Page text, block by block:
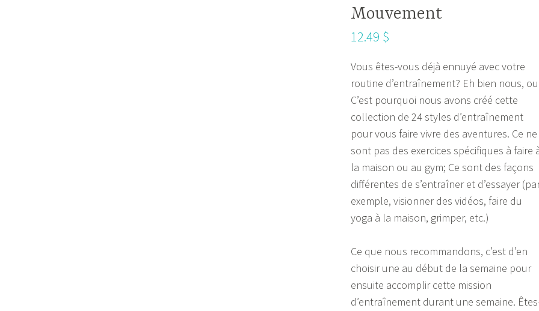
Mouvement
12.49 $
Vous êtes-vous déjà ennuyé avec votre
routine d’entraînement? Eh bien nous,
C’est pourquoi nous avons créé cette
collection de 24 styles d’entraînement
pour vous faire vivre des aventures. Ce ne
sont pas des exercices spécifiques à faire
la maison ou au gym; Ce sont des façons
différentes de s’entraîner et d’essayer
exemple, visionner des vidéos, faire du
yoga à la maison, grimper, etc.)
Ce que nous recommandons, c’est d’en
choisir une au début de la semaine pour
ensuite accomplir cette mission
d’entraînement durant une semaine.